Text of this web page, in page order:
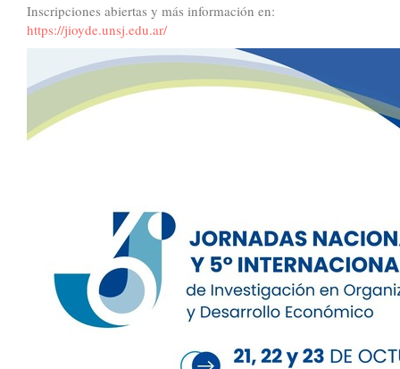
Inscripciones abiertas y más información en:
https://jioyde.unsj.edu.ar/